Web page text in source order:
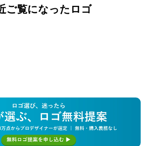
ご覧になったロゴ